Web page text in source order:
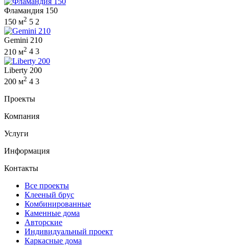
Фламандия 150
150 м2 5 2
Gemini 210
210 м2 4 3
Liberty 200
200 м2 4 3
Проекты
Компания
Услуги
Информация
Контакты
Все проекты
Клееный брус
Комбинированные
Каменные дома
Авторские
Индивидуальный проект
Каркасные дома